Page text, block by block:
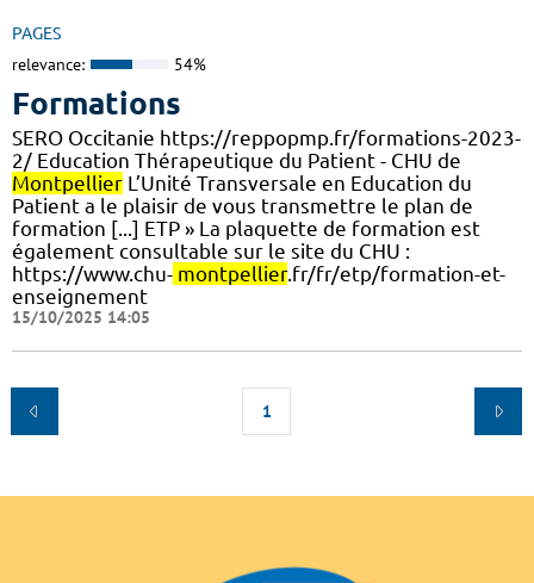
PAGES
relevance: 54%
Formations
SERO Occitanie https://reppopmp.fr/formations-2023-
2/ Education Thérapeutique du Patient - CHU de
Montpellier L’Unité Transversale en Education du
Patient a le plaisir de vous transmettre le plan de
formation [...] ETP » La plaquette de formation est
également consultable sur le site du CHU :
https://www.chu- montpellier.fr/fr/etp/formation-et-
enseignement
15/10/2025 14:05
1